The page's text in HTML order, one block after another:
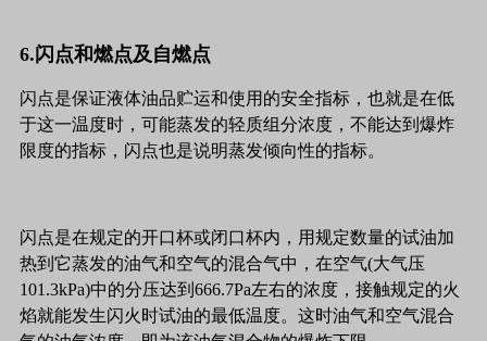
6.闪点和燃点及自燃点
闪点是保证液体油品贮运和使用的安全指标，也就是在低
于这一温度时，可能蒸发的轻质组分浓度，不能达到爆炸
限度的指标，闪点也是说明蒸发倾向性的指标。
闪点是在规定的开口杯或闭口杯内，用规定数量的试油加
热到它蒸发的油气和空气的混合气中，在空气(大气压
101.3kPa)中的分压达到666.7Pa左右的浓度，接触规定的火
焰就能发生闪火时试油的最低温度。这时油气和空气混合